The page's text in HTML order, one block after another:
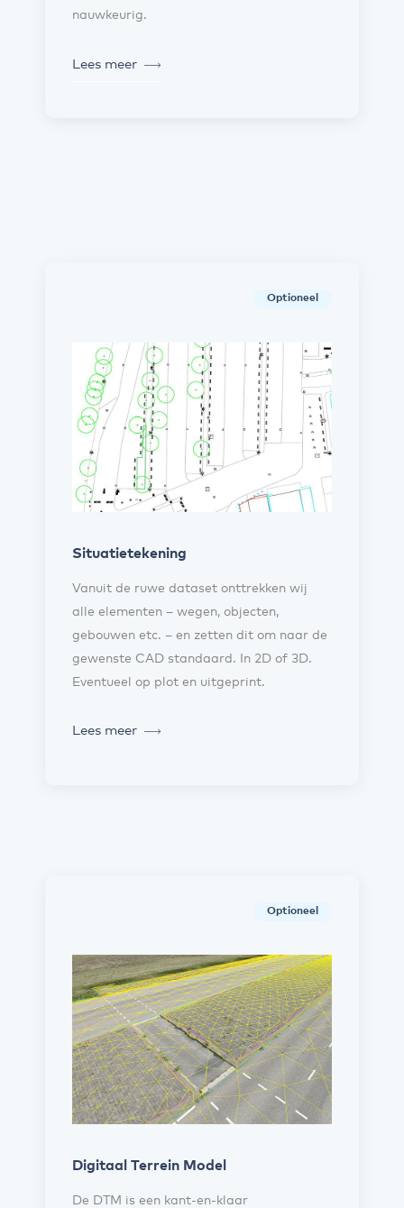
nauwkeurig.
Lees meer
Optioneel
Situatietekening
Vanuit de ruwe dataset onttrekken wij
alle elementen – wegen, objecten,
gebouwen etc. – en zetten dit om naar de
gewenste CAD standaard. In 2D of 3D.
Eventueel op plot en uitgeprint.
Lees meer
Optioneel
Digitaal Terrein Model
De DTM is een kant-en-klaar